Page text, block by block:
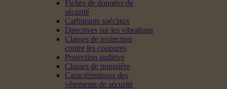
Fiches de données de
sécurité
Carburants spéciaux
Directives sur les vibrations
Classes de protection
contre les coupures
Protection auditive
Classes de poussière
Caractéristiques des
vêtements de sécurité